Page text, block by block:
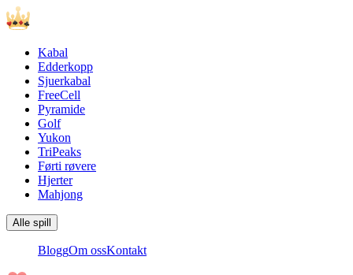
Kabal
Edderkopp
Sjuerkabal
FreeCell
Pyramide
Golf
Yukon
TriPeaks
Førti røvere
Hjerter
Mahjong
Alle spill
BloggOm ossKontakt